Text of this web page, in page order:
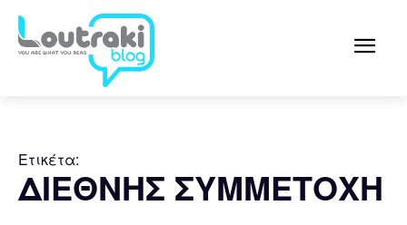
Ετικέτα:
ΔΙΕΘΝΗΣ ΣΥΜΜΕΤΟΧΗ